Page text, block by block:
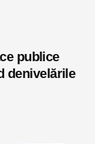
publice
denivelările